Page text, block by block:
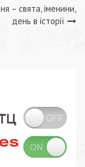
– свята, іменини,
день в історії